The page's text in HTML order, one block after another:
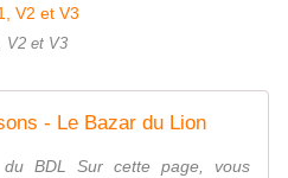
V2 et V3
- Le Bazar du Lion
BDL Sur cette page, vous